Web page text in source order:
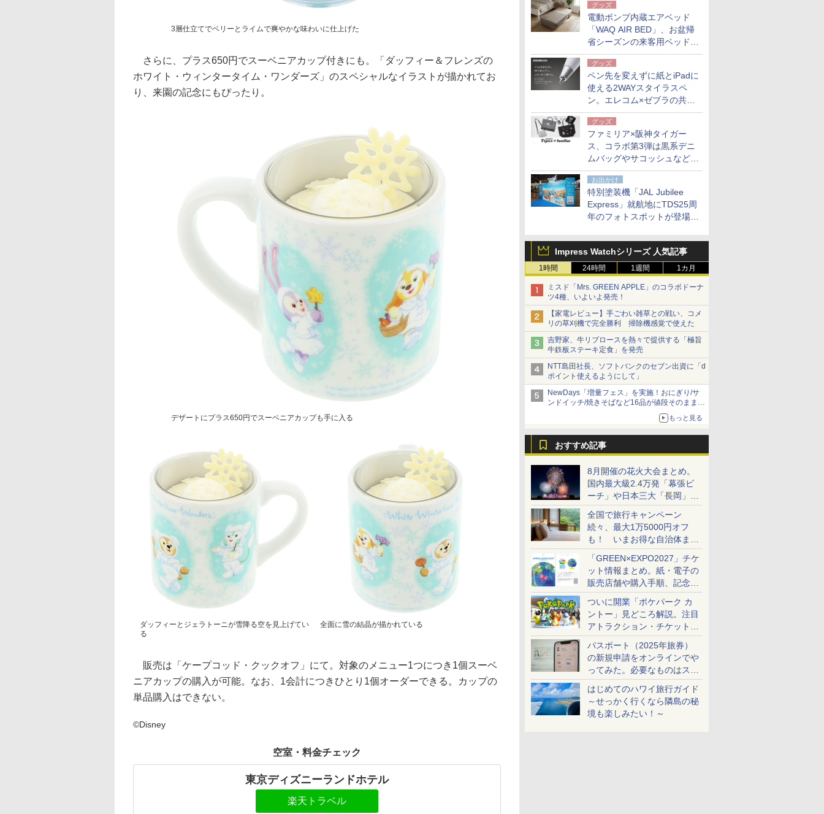
グッズ
電動ポンプ内蔵エアベッド
「WAQ AIR BED」、お盆帰
省シーズンの来客用ベッドに
も。使用後は収納バッグでコ
ンパクトに保管
グッズ
ペン先を変えずに紙とiPadに
使える2WAYスタイラスペ
ン。エレコム×ゼブラの共同
開発
グッズ
ファミリア×阪神タイガー
ス、コラボ第3弾は黒系デニ
ムバッグやサコッシュなど6
点。8月21日オンラインスト
アで発売
お出かけ
特別塗装機「JAL Jubilee
Express」就航地にTDS25周
年のフォトスポットが登場。
Impress Watchシリーズ 人気記事
1時間 24時間 1週間 1カ月
ミスド「Mrs. GREEN APPLE」のコラボドーナ
ツ4種、いよいよ発売！
【家電レビュー】手ごわい雑草との戦い、コメ
リの草刈機で完全勝利 掃除機感覚で使えた
吉野家、牛リブロースを熱々で提供する「極旨
牛鉄板ステーキ定食」を発売
NTT島田社長、ソフトバンクのセブン出資に「d
ポイント使えるようにして」
NewDays「増量フェス」を実施！おにぎり/サ
ンドイッチ/焼きそばなど16品が値段そのままで
もっと見る
おすすめ記事
8月開催の花火大会まとめ。
国内最大級2.4万発「幕張ビ
ーチ」や日本三大「長岡」な
ど大型イベント目白押し！
全国で旅行キャンペーン
続々、最大1万5000円オフ
も！ いまお得な自治体まと
め
「GREEN×EXPO2027」チケ
ット情報まとめ。紙・電子の
販売店舗や購入手順、記念チ
ケットも解説
ついに開業「ポケパーク カ
ントー」見どころ解説。注目
アトラクション・チケット手
配・来場前に必要な準備は？
パスポート（2025年旅券）
の新規申請をオンラインでや
ってみた。必要なものはスマ
ホとマイナカードのみ
はじめてのハワイ旅行ガイド
～せっかく行くなら隣島の秘
境も楽しみたい！～
3層仕立てでベリーとライムで爽やかな味わいに仕上げた
さらに、プラス650円でスーベニアカップ付きにも。「ダッフィー＆フレンズの
ホワイト・ウィンタータイム・ワンダーズ」のスペシャルなイラストが描かれてお
り、来園の記念にもぴったり。
デザートにプラス650円でスーベニアカップも手に入る
ダッフィーとジェラトーニが雪降る空を見上げてい
る
全面に雪の結晶が描かれている
販売は「ケープコッド・クックオフ」にて。対象のメニュー1つにつき1個スーベ
ニアカップの購入が可能。なお、1会計につきひとり1個オーダーできる。カップの
単品購入はできない。
©Disney
空室・料金チェック
東京ディズニーランドホテル
楽天トラベル